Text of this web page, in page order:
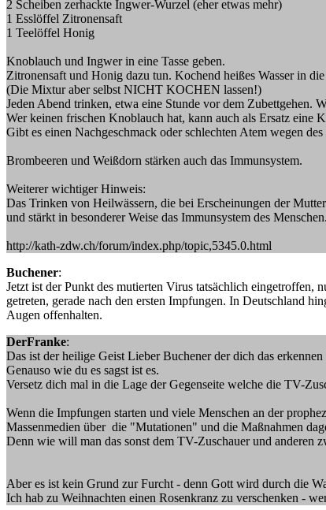
2 Scheiben zerhackte Ingwer-Wurzel (eher etwas mehr)
1 Esslöffel Zitronensaft
1 Teelöffel Honig
Knoblauch und Ingwer in eine Tasse geben.
Zitronensaft und Honig dazu tun. Kochend heißes Wasser in
(Die Mixtur aber selbst NICHT KOCHEN lassen!)
Jeden Abend trinken, etwa eine Stunde vor dem Zubettgehen.
Wer keinen frischen Knoblauch hat, kann auch als Ersatz eine
Gibt es einen Nachgeschmack oder schlechten Atem wegen
Brombeeren und Weißdorn stärken auch das Immunsystem.
Weiterer wichtiger Hinweis:
Das Trinken von Heilwässern, die bei Erscheinungen der
und stärkt in besonderer Weise das Immunsystem des Menschen.
http://kath-zdw.ch/forum/index.php/topic,5345.0.html
Buchener:
Jetzt ist der Punkt des mutierten Virus tatsächlich eingetroffen,
getreten, gerade nach den ersten Impfungen. In Deutschland
Augen offenhalten.
DerFranke:
Das ist der heilige Geist Lieber Buchener der dich das erkennen
Genauso wie du es sagst ist es.
Versetz dich mal in die Lage der Gegenseite welche die TV-
Wenn die Impfungen starten und viele Menschen an der
Massenmedien über die "Mutationen" und die Maßnahmen
Denn wie will man das sonst dem TV-Zuschauer und anderen
Aber es ist kein Grund zur Furcht - denn Gott wird durch die
Ich hab zu Weihnachten einen Rosenkranz zu verschenken -